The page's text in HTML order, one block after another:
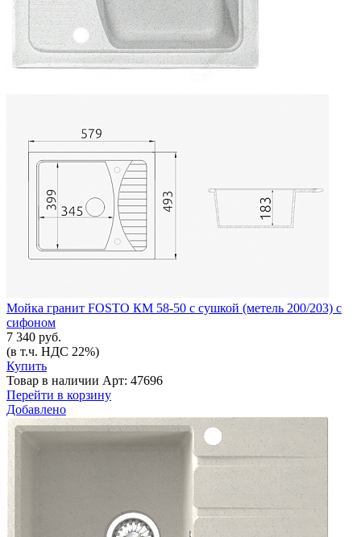
Мойка гранит FOSTO КМ 58-50 с сушкой (метель 200/203) с
сифоном
7 340 руб.
(в т.ч. НДС 22%)
Купить
Товар в наличии Арт: 47696
Перейти в корзину
Добавлено